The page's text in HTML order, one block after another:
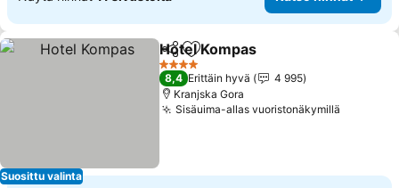
Suosittu valinta
Jaa Lisää suosikkeihin
Hotel Kompas
4 Tähtiluokitus
8,4 Erittäin hyvä
4 995
Kranjska Gora
Sisäuima-allas vuoristonäkymillä